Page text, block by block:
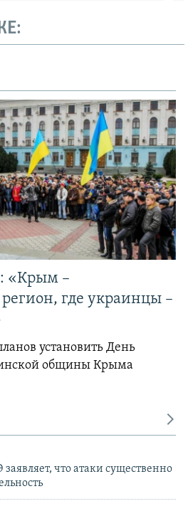
«Крым –
где украинцы –
установить День
общины Крыма
что атаки существенно